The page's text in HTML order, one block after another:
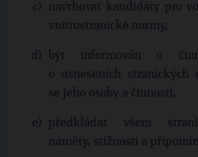
navrhovat kandidáty pro
vnitrostranické normy,
být informován o
o usneseních stranických
se jeho osoby a činnosti,
předkládat všem
náměty, stížnosti a